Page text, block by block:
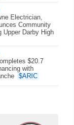
Electrician,
Community
Upper Darby High
$20.7
with
$ARIC